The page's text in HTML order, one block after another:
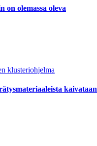
on olemassa oleva
klusteriohjelma
kaivataan